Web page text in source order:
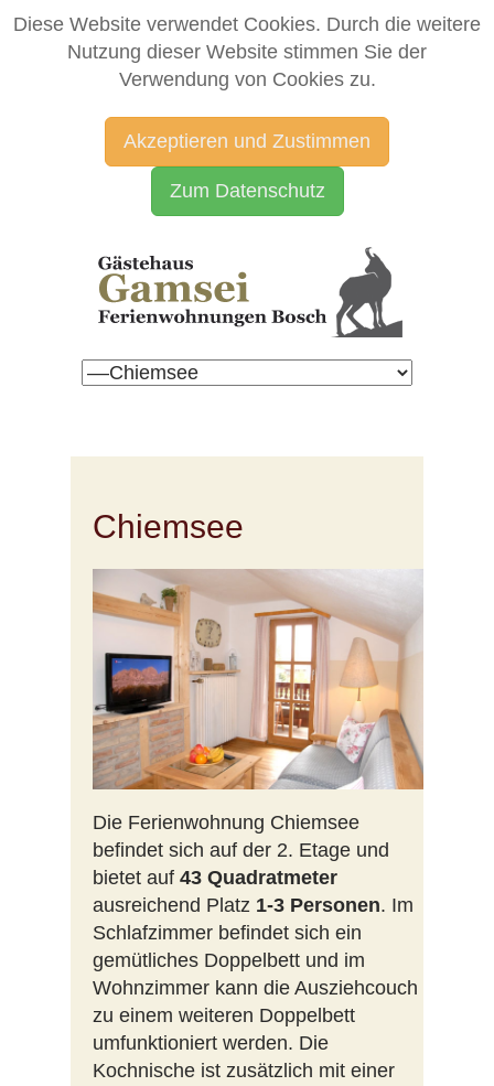
Diese Website verwendet Cookies. Durch die weitere
Nutzung dieser Website stimmen Sie der
Verwendung von Cookies zu.
Akzeptieren und Zustimmen
Zum Datenschutz
Chiemsee
Die Ferienwohnung Chiemsee
befindet sich auf der 2. Etage und
bietet auf 43 Quadratmeter
ausreichend Platz 1-3 Personen. Im
Schlafzimmer befindet sich ein
gemütliches Doppelbett und im
Wohnzimmer kann die Ausziehcouch
zu einem weiteren Doppelbett
umfunktioniert werden. Die
Kochnische ist zusätzlich mit einer